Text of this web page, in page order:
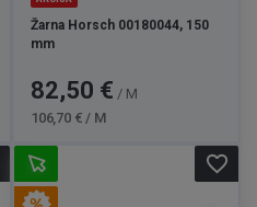
Žarna Horsch 00180044, 150
mm
Kaina
82,50 € / M
106,70 € / M
favorite_border